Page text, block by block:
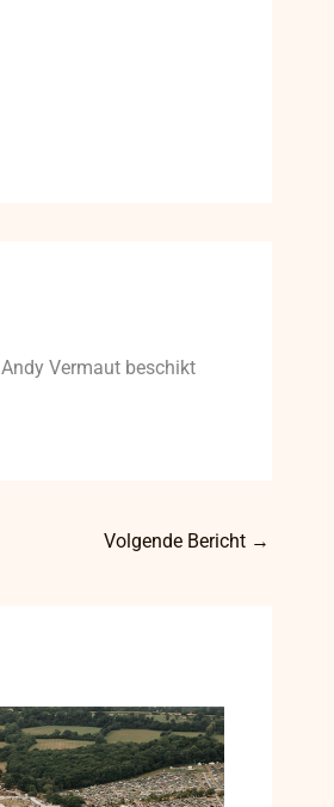
Andy Vermaut beschikt
Volgende Bericht →